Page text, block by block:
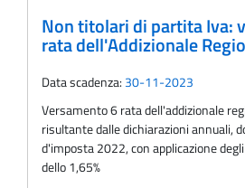
Non titolari di partita Iva:
rata dell'Addizionale
Data scadenza: 30-11-2023
Versamento 6 rata dell'addizionale
risultante dalle dichiarazioni annuali,
d'imposta 2022, con applicazione
dello 1,65%